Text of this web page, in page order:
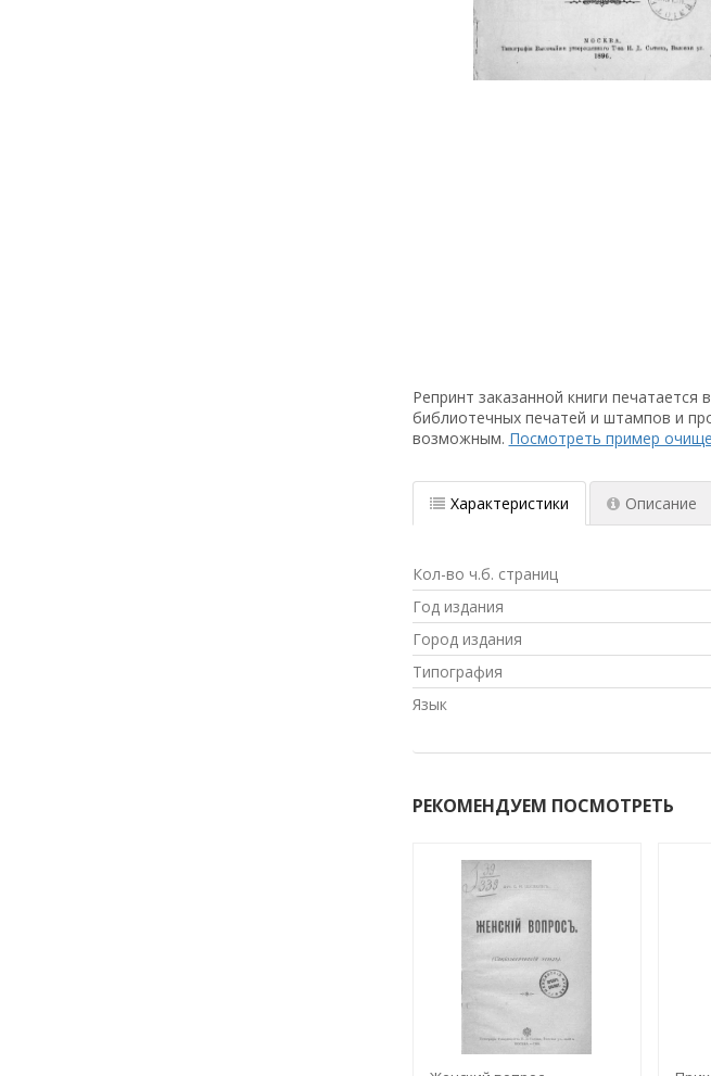
Репринт заказанной книги
библиотечных печатей и штампов и
возможным. Посмотреть пример
Характеристики Описание
Кол-во ч.б. страниц
Год издания
Город издания
Типография
Язык
РЕКОМЕНДУЕМ ПОСМОТРЕТЬ